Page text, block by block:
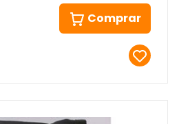
Comprar